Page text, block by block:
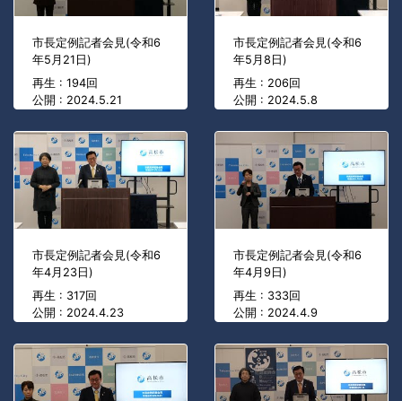
市長定例記者会見(令和6
年5月21日)
再生 : 194回
公開 : 2024.5.21
市長定例記者会見(令和6
年5月8日)
再生 : 206回
公開 : 2024.5.8
市長定例記者会見(令和6
年4月23日)
再生 : 317回
公開 : 2024.4.23
市長定例記者会見(令和6
年4月9日)
再生 : 333回
公開 : 2024.4.9